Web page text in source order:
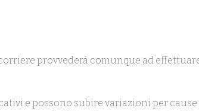
provvederà comunque ad
e possono subire variazioni per